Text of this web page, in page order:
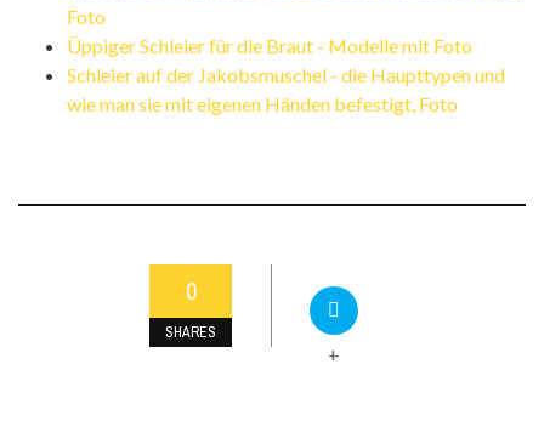
Foto
Üppiger Schleier für die Braut - Modelle mit Foto
Schleier auf der Jakobsmuschel - die Haupttypen und
wie man sie mit eigenen Händen befestigt, Foto
0
SHARES
+